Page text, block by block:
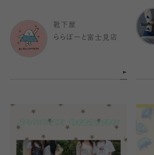
靴下屋
ららぽーと富士見店